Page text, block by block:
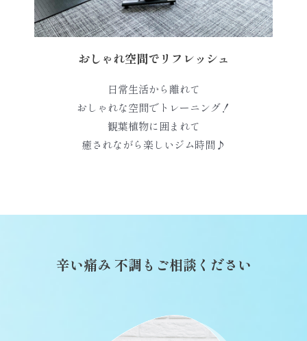
おしゃれ空間でリフレッシュ
日常生活から離れて
おしゃれな空間でトレーニング！
観葉植物に囲まれて
癒されながら楽しいジム時間♪
辛い痛み 不調もご相談ください